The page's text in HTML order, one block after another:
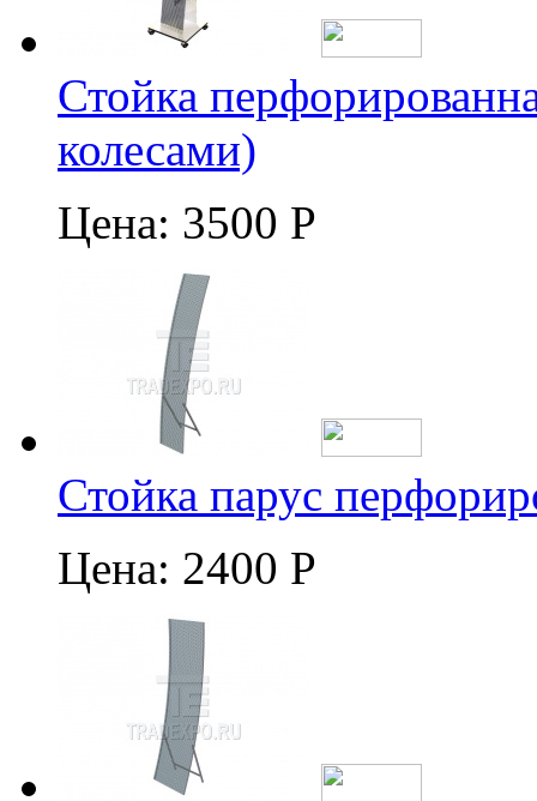
Стойка
колесами)
Цена: 3500 Р
Стойка парус
Цена: 2400 Р